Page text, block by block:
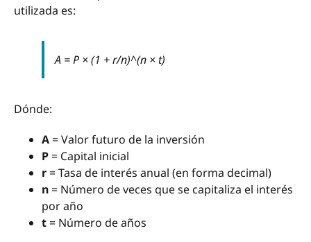
utilizada es:
A = P × (1 + r/n)^(n × t)
Dónde:
A = Valor futuro de la inversión
P = Capital inicial
r = Tasa de interés anual (en forma decimal)
n = Número de veces que se capitaliza el interés
por año
t = Número de años